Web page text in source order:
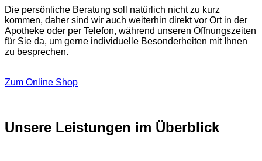
Die persönliche Beratung soll natürlich nicht zu kurz
kommen, daher sind wir auch weiterhin direkt vor Ort in der
Apotheke oder per Telefon, während unseren Öffnungszeiten
für Sie da, um gerne individuelle Besonderheiten mit Ihnen
zu besprechen.
Zum Online Shop
Unsere Leistungen im Überblick